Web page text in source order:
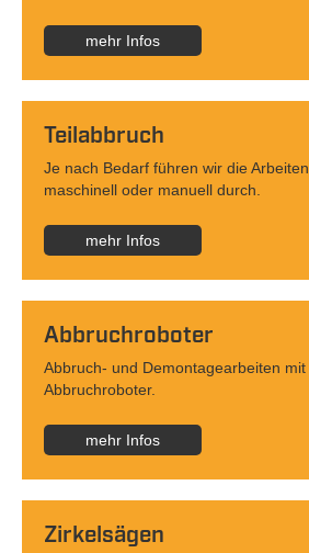
mehr Infos
Teilabbruch
Je nach Bedarf führen wir die Arbeiten
maschinell oder manuell durch.
mehr Infos
Abbruchroboter
Abbruch- und Demontagearbeiten mit
Abbruchroboter.
mehr Infos
Zirkelsägen